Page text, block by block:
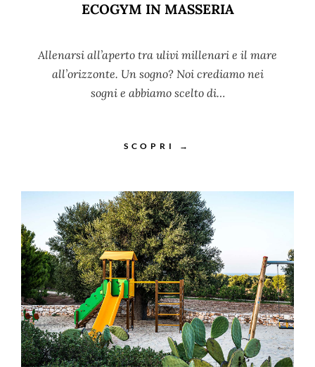
ECOGYM IN MASSERIA
Allenarsi all’aperto tra ulivi millenari e il mare
all’orizzonte. Un sogno? Noi crediamo nei
sogni e abbiamo scelto di…
SCOPRI →